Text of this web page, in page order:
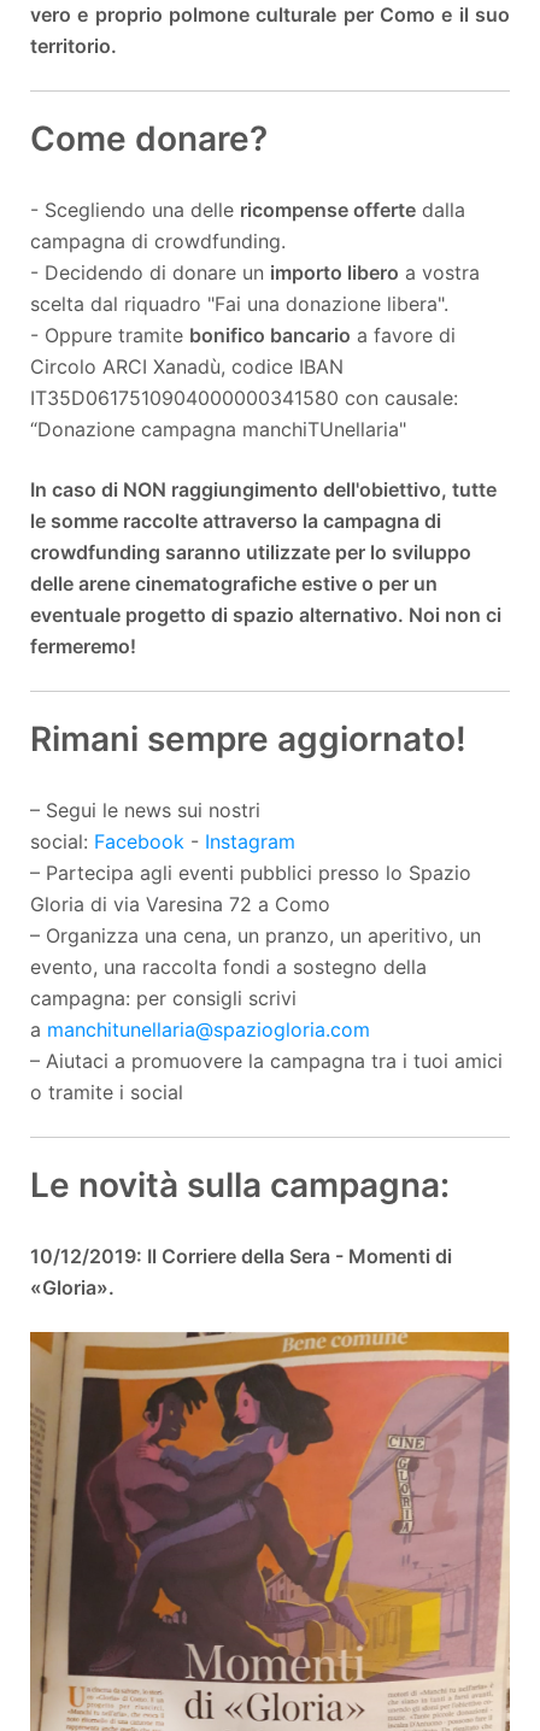
vero e proprio polmone culturale per Como e il suo
territorio.
Come donare?
- Scegliendo una delle ricompense offerte dalla
campagna di crowdfunding.
- Decidendo di donare un importo libero a vostra
scelta dal riquadro "Fai una donazione libera".
- Oppure tramite bonifico bancario a favore di
Circolo ARCI Xanadù, codice IBAN
IT35D0617510904000000341580 con causale:
“Donazione campagna manchiTUnellaria"
In caso di NON raggiungimento dell'obiettivo, tutte
le somme raccolte attraverso la campagna di
crowdfunding saranno utilizzate per lo sviluppo
delle arene cinematografiche estive o per un
eventuale progetto di spazio alternativo. Noi non ci
fermeremo!
Rimani sempre aggiornato!
– Segui le news sui nostri
social: Facebook - Instagram
– Partecipa agli eventi pubblici presso lo Spazio
Gloria di via Varesina 72 a Como
– Organizza una cena, un pranzo, un aperitivo, un
evento, una raccolta fondi a sostegno della
campagna: per consigli scrivi
a manchitunellaria@spaziogloria.com
– Aiutaci a promuovere la campagna tra i tuoi amici
o tramite i social
Le novità sulla campagna:
10/12/2019: Il Corriere della Sera - Momenti di
«Gloria».